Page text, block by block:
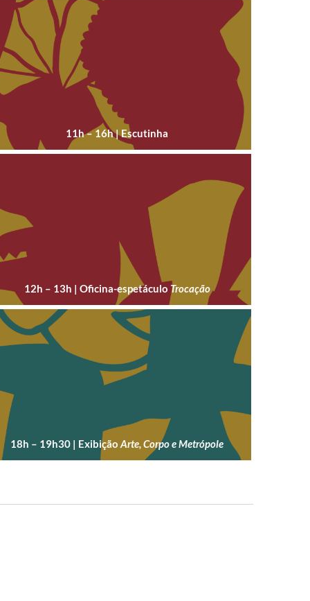
11h – 16h | Escutinha
12h – 13h | Oficina-espetáculo Trocação
18h – 19h30 | ExibiçãoArte, Corpo e Metrópole